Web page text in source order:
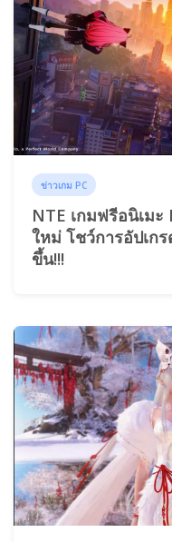
ข่าวเกม PC
NTE เกมฟรีอนิเม
ใหม่ โชว์การอัปเก
ขึ้น!!!